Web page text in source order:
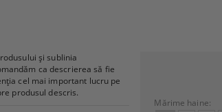
și sublinia
ca descrierea să fie
cel mai important lucru pe
produsul descris.
Mărime haine: